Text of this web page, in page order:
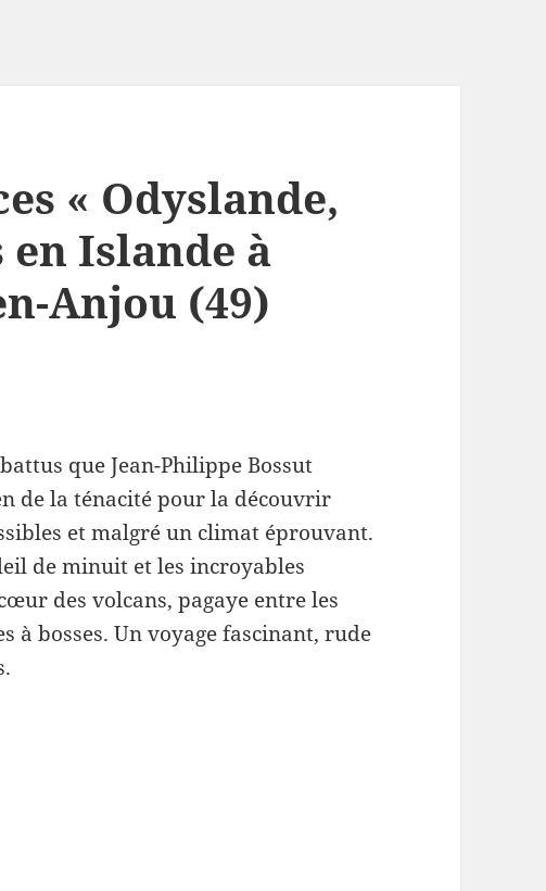
« Odyslande,
Islande à
Anjou (49)
que Jean-Philippe Bossut
de la ténacité pour la découvrir
et malgré un climat éprouvant.
de minuit et les incroyables
des volcans, pagaye entre les
à bosses. Un voyage fascinant, rude